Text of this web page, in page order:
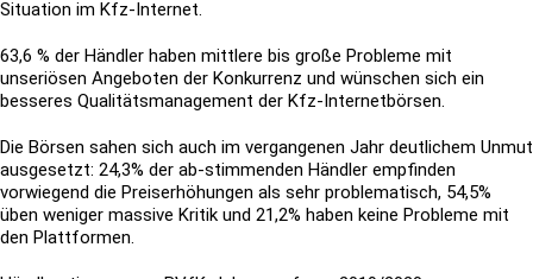
Situation im Kfz-Internet.
63,6 % der Händler haben mittlere bis große Probleme mit
unseriösen Angeboten der Konkurrenz und wünschen sich ein
besseres Qualitätsmanagement der Kfz-Internetbörsen.
Die Börsen sahen sich auch im vergangenen Jahr deutlichem Unmut
ausgesetzt: 24,3% der ab-stimmenden Händler empfinden
vorwiegend die Preiserhöhungen als sehr problematisch, 54,5%
üben weniger massive Kritik und 21,2% haben keine Probleme mit
den Plattformen.